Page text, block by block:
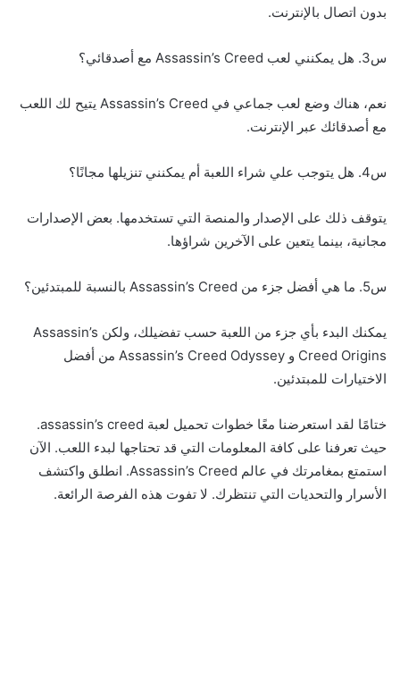
بدون اتصال بالإنترنت.
س3. هل يمكنني لعب Assassin’s Creed مع أصدقائي؟
نعم، هناك وضع لعب جماعي في Assassin’s Creed يتيح لك اللعب
مع أصدقائك عبر الإنترنت.
س4. هل يتوجب علي شراء اللعبة أم يمكنني تنزيلها مجانًا؟
يتوقف ذلك على الإصدار والمنصة التي تستخدمها. بعض الإصدارات
مجانية، بينما يتعين على الآخرين شراؤها.
س5. ما هي أفضل جزء من Assassin’s Creed بالنسبة للمبتدئين؟
يمكنك البدء بأي جزء من اللعبة حسب تفضيلك، ولكن Assassin’s
Creed Origins و Assassin’s Creed Odyssey من أفضل
الاختيارات للمبتدئين.
ختامًا لقد استعرضنا معًا خطوات تحميل لعبة assassin’s creed.
حيث تعرفنا على كافة المعلومات التي قد تحتاجها لبدء اللعب. الآن
استمتع بمغامرتك في عالم Assassin’s Creed. انطلق واكتشف
الأسرار والتحديات التي تنتظرك. لا تفوت هذه الفرصة الرائعة.